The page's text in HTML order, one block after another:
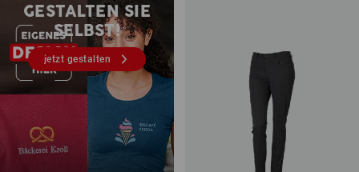
GESTALTEN SIE
SELBST!
jetzt gestalten